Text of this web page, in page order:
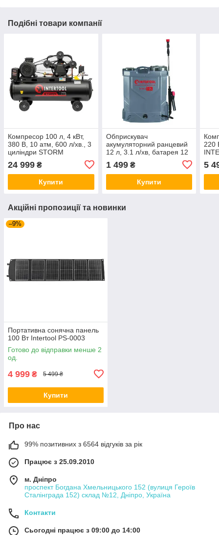
Подібні товари компанії
Компресор 100 л, 4 кВт,
380 В, 10 aтм, 600 л/хв., 3
циліндри STORM
24 999 ₴
Купити
Обприскувач
акумуляторний ранцевий
12 л, 3.1 л/хв, батарея 12
9012
1 499₴
Купити
220
5
Акційні пропозиції та новинки
–9%
Пopтaтивнa coнячнa пaнeль
100 Вт Intertool PS-0003
Готово до відправки менше 2
од.
4 999 ₴ 5 499 ₴
Купити
Про нас
99% позитивних з 6564 відгуків за рік
Працює з 25.09.2010
м. Дніпро
проспект Богдана Хмельницького 152 (вулиця Героїв
Сталінграда 152) склад №12, Дніпро, Україна
Контакти
Сьогодні працює з 09:00 до 14:00